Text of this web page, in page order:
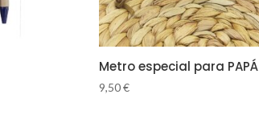
Metro especial para PAPÁ
9,50€